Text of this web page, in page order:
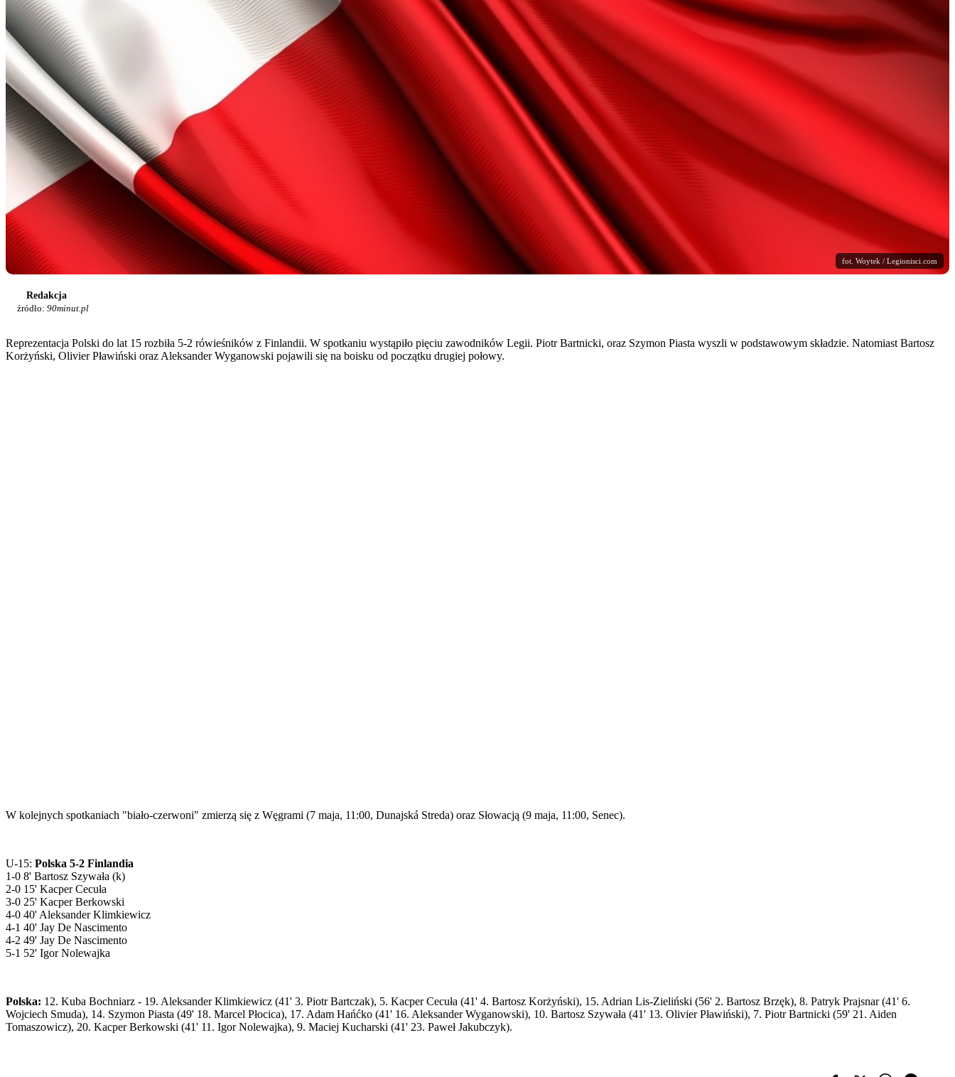
fot. Woytek / Legionisci.com
Redakcja
źródło: 90minut.pl
Reprezentacja Polski do lat 15 rozbiła 5-2 rówieśników z Finlandii. W spotkaniu wystąpiło pięciu zawodników Legii. Piotr Bartnicki, oraz Szymon Piasta wyszli w podstawowym składzie. Natomiast Bartosz
Korżyński, Olivier Pławiński oraz Aleksander Wyganowski pojawili się na boisku od początku drugiej połowy.
W kolejnych spotkaniach "biało-czerwoni" zmierzą się z Węgrami (7 maja, 11:00, Dunajská Streda) oraz Słowacją (9 maja, 11:00, Senec).
U-15: Polska 5-2 Finlandia
1-0 8' Bartosz Szywała (k)
2-0 15' Kacper Cecuła
3-0 25' Kacper Berkowski
4-0 40' Aleksander Klimkiewicz
4-1 40' Jay De Nascimento
4-2 49' Jay De Nascimento
5-1 52' Igor Nolewajka
Polska: 12. Kuba Bochniarz - 19. Aleksander Klimkiewicz (41' 3. Piotr Bartczak), 5. Kacper Cecuła (41' 4. Bartosz Korżyński), 15. Adrian Lis-Zieliński (56' 2. Bartosz Brzęk), 8. Patryk Prajsnar (41' 6.
Wojciech Smuda), 14. Szymon Piasta (49' 18. Marcel Płocica), 17. Adam Hańćko (41' 16. Aleksander Wyganowski), 10. Bartosz Szywała (41' 13. Olivier Pławiński), 7. Piotr Bartnicki (59' 21. Aiden
Tomaszowicz), 20. Kacper Berkowski (41' 11. Igor Nolewajka), 9. Maciej Kucharski (41' 23. Paweł Jakubczyk).